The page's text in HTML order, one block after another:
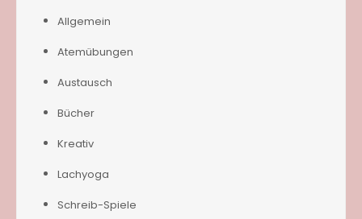
Allgemein
Atemübungen
Austausch
Bücher
Kreativ
Lachyoga
Schreib-Spiele